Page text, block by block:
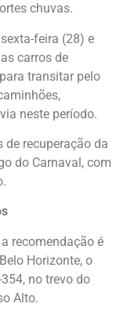
chuvas.
feira (28) e
carros de
transitar pelo
neste período.
de recuperação da
do Carnaval, com
recomendação é
Horizonte, o
no trevo do
Alto.